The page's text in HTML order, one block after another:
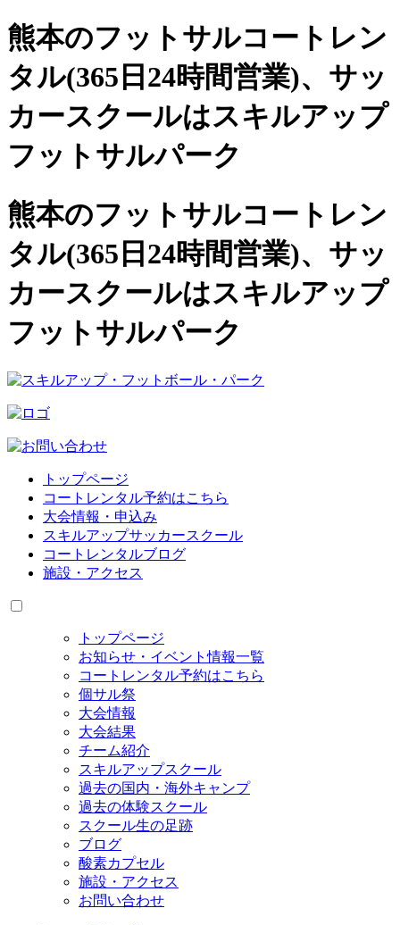
熊本のフットサルコートレン
タル(365日24時間営業)、 サッ
カースクールはスキルアップ
フットサルパーク
熊本のフットサルコートレン
タル(365日24時間営業)、サッ
カースクールはスキルアップ
フットサルパーク
トップページ
コートレンタル予約はこちら
大会情報・申込み
スキルアップサッカースクール
コートレンタルブログ
施設・アクセス
トップページ
お知らせ・イベント情報一覧
コートレンタル予約はこちら
個サル祭
大会情報
大会結果
チーム紹介
スキルアップスクール
過去の国内・海外キャンプ
過去の体験スクール
スクール生の足跡
ブログ
酸素カプセル
施設・アクセス
お問い合わせ